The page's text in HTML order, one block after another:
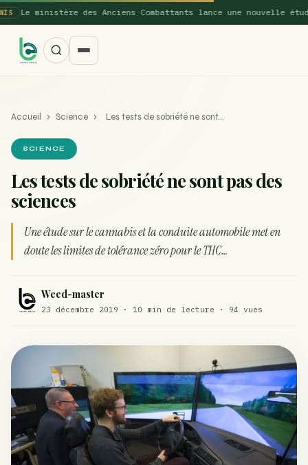
ministère des Anciens Combattants lance une nouvelle
SUGGESTIONS POPULAIRES
Une nouvelle étude montre que la vaporisation du
ACTU
Recette : Préparation du beurre de Marrakech
Étude : L’extrait de cannabis, un traitement efficace
contre les maux de dos…
ACTU
Un fabricant polonais de textiles à base de chanvre
suscite une forte…
ACTU
Accueil › Science › Les tests de sobriété ne sont…
SCIENCE
Les tests de sobriété ne sont pas des
sciences
Une étude sur le cannabis et la conduite automobile met en
doute les limites de tolérance zéro pour le THC…
Weed-master
23 décembre 2019 · 10 min de lecture · 94 vues